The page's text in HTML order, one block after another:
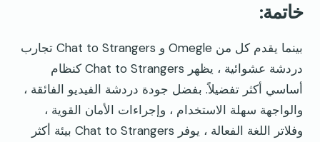
خاتمة:
بينما يقدم كل من Omegle و Chat to Strangers تجارب
دردشة عشوائية ، يظهر Chat to Strangers كنظام
أساسي أكثر تفضيلاً. بفضل جودة دردشة الفيديو الفائقة ،
والواجهة سهلة الاستخدام ، وإجراءات الأمان القوية ،
وفلاتر اللغة الفعالة ، يوفر Chat to Strangers بيئة أكثر